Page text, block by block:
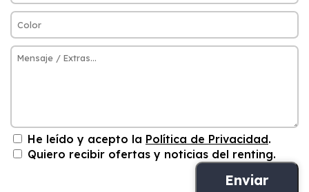
He leído y acepto la Política de Privacidad.
Quiero recibir ofertas y noticias del renting.